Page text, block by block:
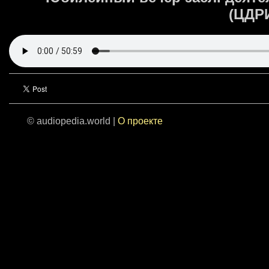
© audiopedia.world | О проекте